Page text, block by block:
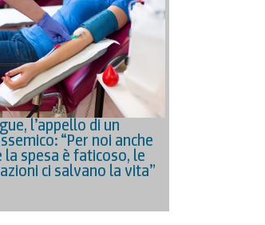
l’appello di un
“Per noi anche
la spesa è faticoso, le
ci salvano la vita”